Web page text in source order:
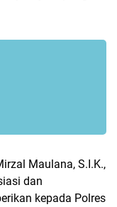
Maulana, S.I.K.,
dan
kepada Polres